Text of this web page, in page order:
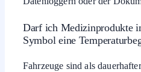
Darf ich Medizinprodukte
Symbol eine
Fahrzeuge sind als